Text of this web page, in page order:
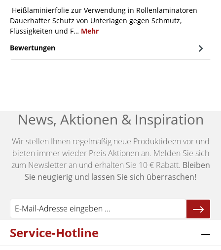
Heißlaminierfolie zur Verwendung in Rollenlaminatoren
Dauerhafter Schutz von Unterlagen gegen Schmutz,
Flüssigkeiten und F… Mehr
Bewertungen
News, Aktionen & Inspiration
Wir stellen Ihnen regelmäßig neue Produktideen vor und
bieten immer wieder Preis Aktionen an. Melden Sie sich
zum Newsletter an und erhalten Sie 10 € Rabatt. Bleiben
Sie neugierig und lassen Sie sich überraschen!
Service-Hotline